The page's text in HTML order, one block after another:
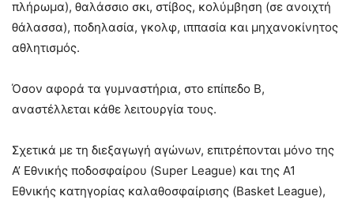
πλήρωμα), θαλάσσιο σκι, στίβος, κολύμβηση (σε ανοιχτή
θάλασσα), ποδηλασία, γκολφ, ιππασία και μηχανοκίνητος
αθλητισμός.
Όσον αφορά τα γυμναστήρια, στο επίπεδο Β,
αναστέλλεται κάθε λειτουργία τους.
Σχετικά με τη διεξαγωγή αγώνων, επιτρέπονται μόνο της
Α’ Εθνικής ποδοσφαίρου (Super League) και της Α1
Εθνικής κατηγορίας καλαθοσφαίρισης (Basket League),